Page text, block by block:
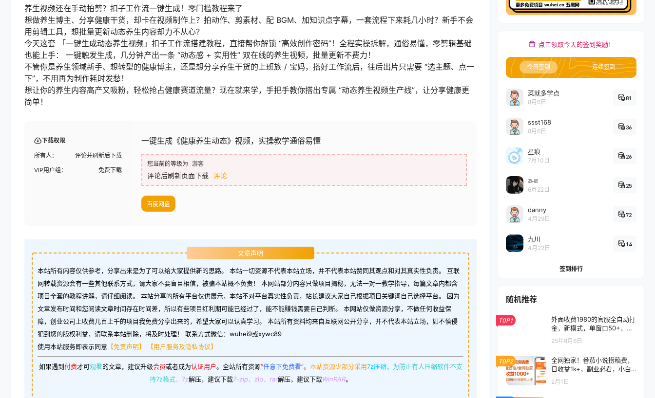
养生视频还在手动拍剪？扣子工作流一键生成！零门槛教程来了
想做养生博主、分享健康干货，却卡在视频制作上？拍动作、剪素材、配 BGM、加知识点字幕，一套流程下来耗几小时？新手不会
用剪辑工具，想批量更新动态养生内容却力不从心？
今天这套 「一键生成动态养生视频」扣子工作流搭建教程，直接帮你解锁 “高效创作密码”！全程实操拆解，通俗易懂，零剪辑基础
也能上手： 一键触发生成，几分钟产出一条 “动态感 + 实用性” 双在线的养生视频，批量更新不费力！
不管你是养生领域新手、想转型的健康博主，还是想分享养生干货的上班族 / 宝妈，搭好工作流后，往后出片只需要 “选主题、点一
下”，不用再为制作耗时发愁！
想让你的养生内容高产又吸粉，轻松抢占健康赛道流量？现在就来学，手把手教你搭出专属 “动态养生视频生产线”，让分享健康更
简单！
下载权限
所有人：
评论并刷新后下载
VIP用户组：
免费下载
一键生成《健康养生动态》视频，实操教学通俗易懂
您当前的等级为 游客
评论后刷新页面下载 评论
百度网盘
文章声明
本站所有内容仅供参考，分享出来是为了可以给大家提供新的思路。 本站一切资源不代表本站立场，并不代表本站赞同其观点和对其真实性负责。 互联
网转载资源会有一些其他联系方式，请大家不要盲目相信，被骗本站概不负责！ 本网站部分内容只做项目揭秘，无法一对一教学指导，每篇文章内都含
项目全套的教程讲解，请仔细阅读。 本站分享的所有平台仅供展示，本站不对平台真实性负责，站长建议大家自己根据项目关键词自己选择平台。 因为
文章发布时间和您阅读文章时间存在时间差，所以有些项目红利期可能已经过了，能不能赚钱需要自己判断。 本网站仅做资源分享，不做任何收益保
障，创业公司上收费几百上千的项目我免费分享出来的，希望大家可以认真学习。 本站所有资料均来自互联网公开分享，并不代表本站立场，如不慎侵
犯到您的版权利益，请联系本站删除，将及时处理！ 联系方式微信：wuhei9或xywc89
使用本站服务即表示同意 【免责声明】 【用户服务及隐私协议】
如果遇到付费才可观看的文章，建议升级会员或者成为认证用户。 全站所有资源“任意下免费看”。 本站资源少部分采用7z压缩， 为防止有人压缩软件不支
持7z格式，7z解压，建议下载7-zip，zip、rar解压，建议下载WinRAR。
点击领取今天的签到奖励！
今日签到 连续签到
菜就多学点
8月6日
81
ssst168
8月6日
36
星痕
7月10日
26
⎚˕⎚
6月22日
25
danny
4月29日
72
九川
4月22日
14
签到排行
随机推荐
TOP1
外面收费1980的官服全自动打
金，新模式，单窗口50+，支
持批量矩阵，工具+渠道【揭
秘】
25年8月6日
TOP2
全网独家！番茄小说捞稿费，
日收益1k+，副业必看，小白
易上手，超级简单
2月1日